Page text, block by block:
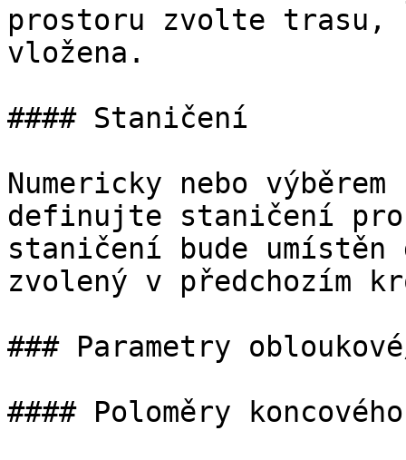
prostoru zvolte trasu,
vložena.
#### Staničení
Numericky nebo
definujte staničení pro
staničení bude umístěn
zvolený v předchozím
### Parametry
#### Poloměry